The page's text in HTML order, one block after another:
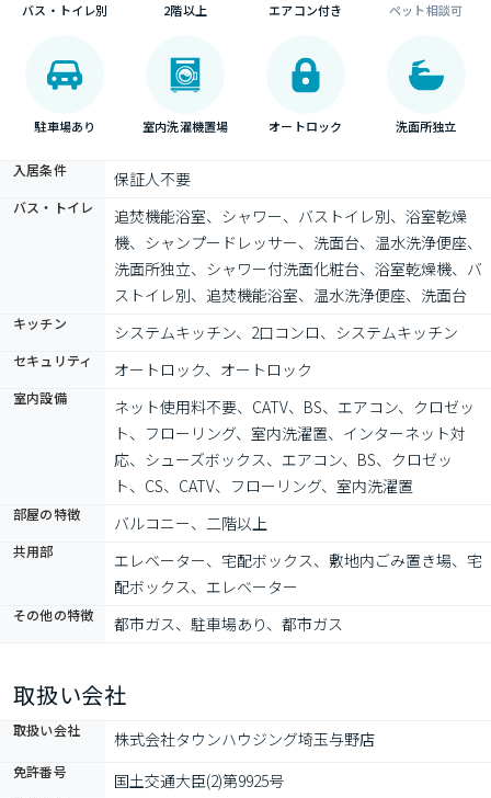
バス・トイレ別 2階以上 エアコン付き ペット相談可
駐車場あり 室内洗濯機置場 オートロック 洗面所独立
入居条件 保証人不要
バス・トイレ
追焚機能浴室、シャワー、バストイレ別、浴室乾燥
機、シャンプードレッサー、洗面台、温水洗浄便座、
洗面所独立、シャワー付洗面化粧台、浴室乾燥機、バ
ストイレ別、追焚機能浴室、温水洗浄便座、洗面台
キッチン システムキッチン、2口コンロ、システムキッチン
セキュリティ オートロック、オートロック
室内設備
ネット使用料不要、CATV、BS、エアコン、クロゼッ
ト、フローリング、室内洗濯置、インターネット対
応、シューズボックス、エアコン、BS、クロゼッ
ト、CS、CATV、フローリング、室内洗濯置
部屋の特徴 バルコニー、二階以上
共用部
エレベーター、宅配ボックス、敷地内ごみ置き場、宅
配ボックス、エレベーター
その他の特徴 都市ガス、駐車場あり、都市ガス
取扱い会社
取扱い会社 株式会社タウンハウジング埼玉与野店
免許番号 国土交通大臣(2)第9925号